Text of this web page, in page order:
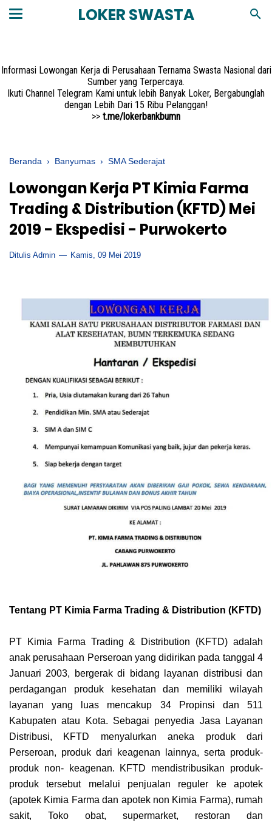
LOKER SWASTA
Informasi Lowongan Kerja di Perusahaan Ternama Swasta Nasional dari
Sumber yang Terpercaya.
Ikuti Channel Telegram Kami untuk lebih Banyak Loker, Bergabunglah
dengan Lebih Dari 15 Ribu Pelanggan!
>> t.me/lokerbankbumn
Beranda › Banyumas › SMA Sederajat
Lowongan Kerja PT Kimia Farma
Trading & Distribution (KFTD) Mei
2019 - Ekspedisi - Purwokerto
Ditulis Admin Kamis, 09 Mei 2019
Tentang PT Kimia Farma Trading & Distribution (KFTD)
PT Kimia Farma Trading & Distribution (KFTD) adalah
anak perusahaan Perseroan yang didirikan pada tanggal 4
Januari 2003, bergerak di bidang layanan distribusi dan
perdagangan produk kesehatan dan memiliki wilayah
layanan yang luas mencakup 34 Propinsi dan 511
Kabupaten atau Kota. Sebagai penyedia Jasa Layanan
Distribusi, KFTD menyalurkan aneka produk dari
Perseroan, produk dari keagenan lainnya, serta produk-
produk non- keagenan. KFTD mendistribusikan produk-
produk tersebut melalui penjualan reguler ke apotek
(apotek Kimia Farma dan apotek non Kimia Farma), rumah
sakit, Toko obat, supermarket, restoran dan